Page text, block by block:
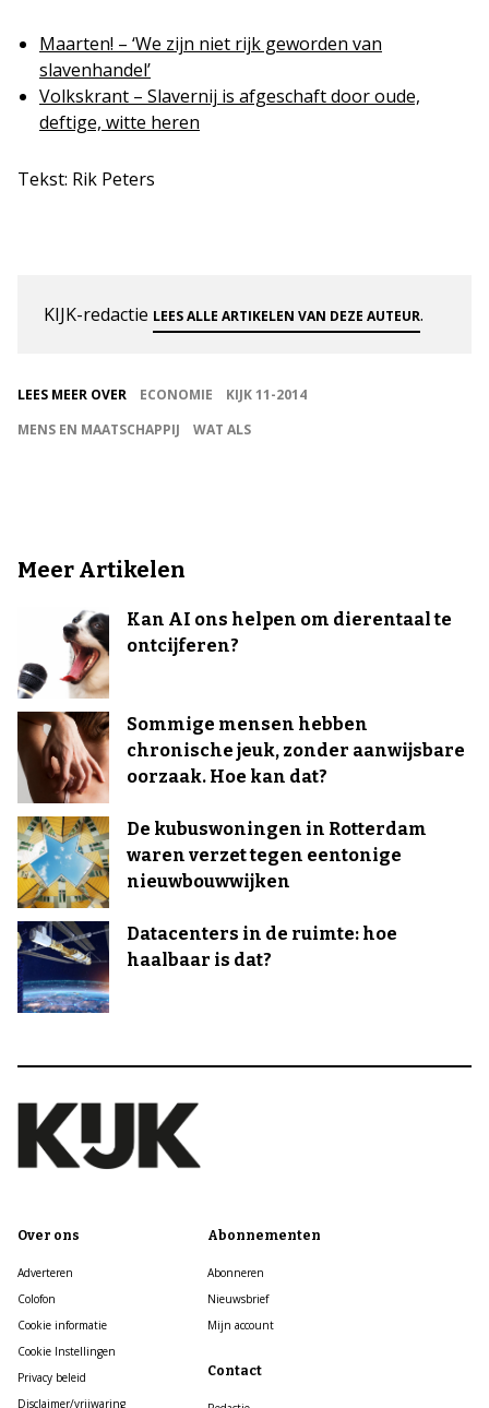
Maarten! – ‘We zijn niet rijk geworden van
slavenhandel’
Volkskrant – Slavernij is afgeschaft door oude,
deftige, witte heren
Tekst: Rik Peters
KIJK-redactie LEES ALLE ARTIKELEN VAN DEZE AUTEUR.
LEES MEER OVER ECONOMIE
KIJK 11-2014
MENS EN MAATSCHAPPIJ
WAT ALS
Meer Artikelen
Kan AI ons helpen om dierentaal te
ontcijferen?
Sommige mensen hebben
chronische jeuk, zonder aanwijsbare
oorzaak. Hoe kan dat?
De kubuswoningen in Rotterdam
waren verzet tegen eentonige
nieuwbouwwijken
Datacenters in de ruimte: hoe
haalbaar is dat?
Over ons
Adverteren
Colofon
Cookie informatie
Cookie Instellingen
Privacy beleid
Disclaimer/vrijwaring
Abonnementen
Abonneren
Nieuwsbrief
Mijn account
Contact